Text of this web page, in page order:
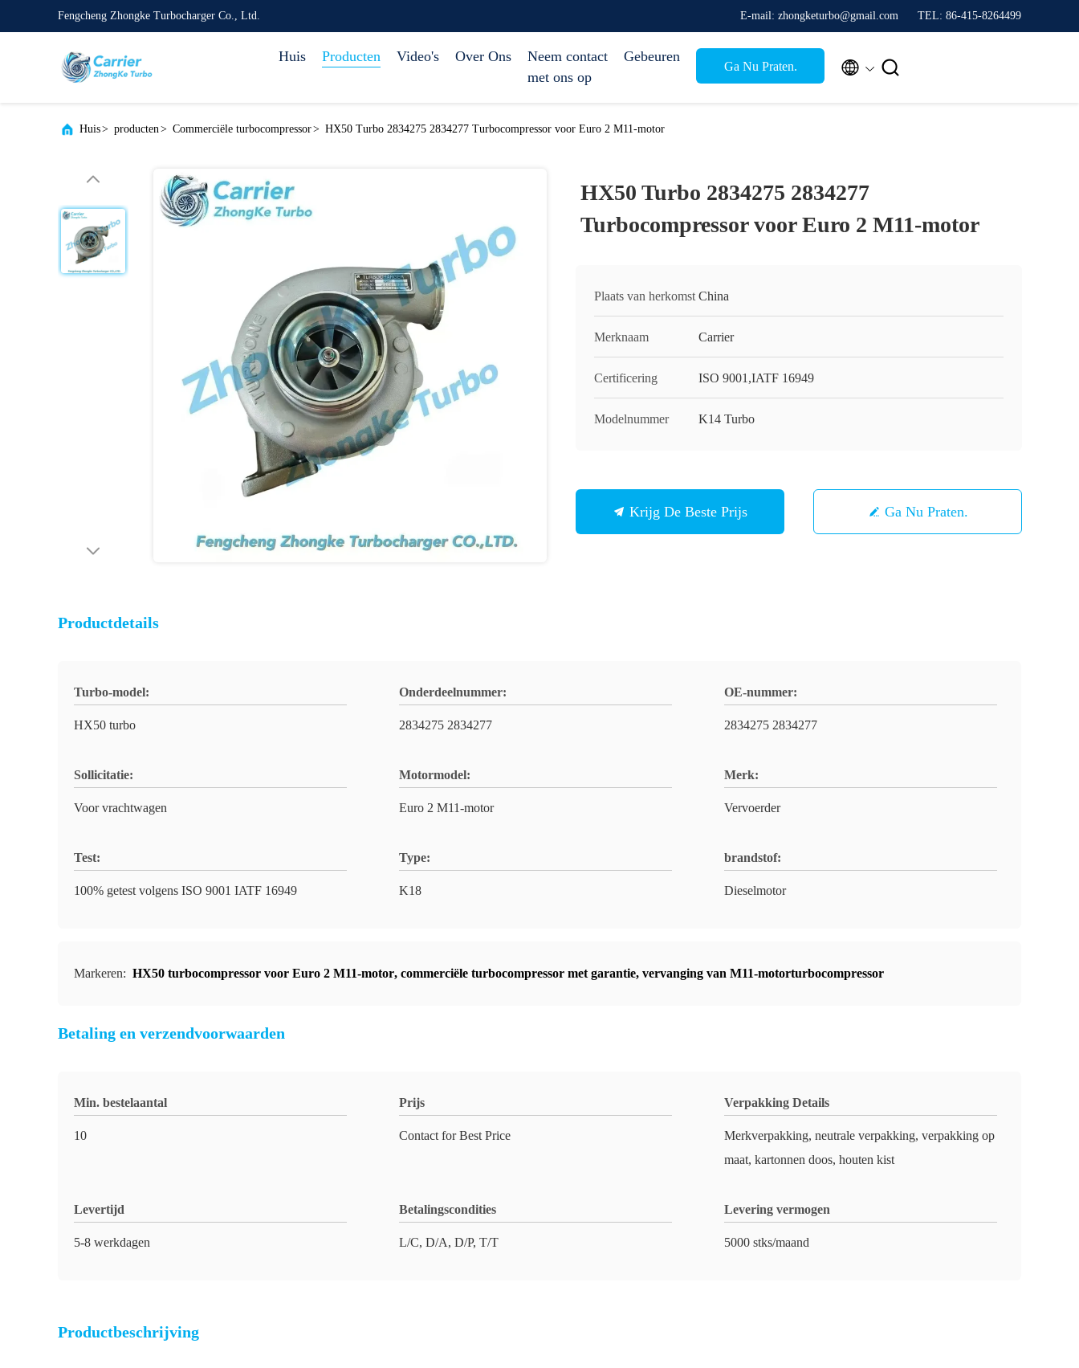
Fengcheng Zhongke Turbocharger Co., Ltd. E-mail: zhongketurbo@gmail.com TEL: 86-415-8264499
Huis Producten Video's Over Ons
Neem contact
met ons op
Gebeuren
Ga Nu Praten.  
Huis> producten> Commerciële turbocompressor> HX50 Turbo 2834275 2834277 Turbocompressor voor Euro 2 M11-motor
HX50 Turbo 2834275 2834277
Turbocompressor voor Euro 2 M11-motor
Plaats van herkomst China
Merknaam Carrier
Certificering ISO 9001,IATF 16949
Modelnummer K14 Turbo
Krijg De Beste Prijs Ga Nu Praten.
Productdetails
Turbo-model:
HX50 turbo
Onderdeelnummer:
2834275 2834277
OE-nummer:
2834275 2834277
Sollicitatie:
Voor vrachtwagen
Motormodel:
Euro 2 M11-motor
Merk:
Vervoerder
Test:
100% getest volgens ISO 9001 IATF 16949
Type:
K18
brandstof:
Dieselmotor
Markeren: HX50 turbocompressor voor Euro 2 M11-motor, commerciële turbocompressor met garantie, vervanging van M11-motorturbocompressor
Betaling en verzendvoorwaarden
Min. bestelaantal
10
Prijs
Contact for Best Price
Verpakking Details
Merkverpakking, neutrale verpakking, verpakking op
maat, kartonnen doos, houten kist
Levertijd
5-8 werkdagen
Betalingscondities
L/C, D/A, D/P, T/T
Levering vermogen
5000 stks/maand
Productbeschrijving